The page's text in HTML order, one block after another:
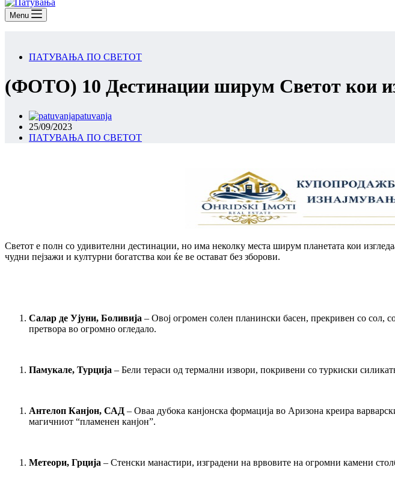
Menu
ПАТУВАЊА ПО СВЕТОТ
(ФОТО) 10 Дестинации ширум Светот кои
patuvanja
25/09/2023
ПАТУВАЊА ПО СВЕТОТ
Светот е полн со удивителни дестинации, но има неколку места ширум планетата кои
чудни пејзажи и културни богатства кои ќе ве остават без зборови.
Салар де Ујуни, Боливија – Овој огромен солен планински басен, прекривен со сол,
претвора во огромно огледало.
Памукале, Турција – Бели тераси од термални извори, покривени со туркиски
Антелоп Канјон, САД – Оваа дубока канјонска формација во Аризона креира
магичниот “пламенен канјон”.
Метеори, Грција – Стенски манастири, изградени на врвовите на огромни камени